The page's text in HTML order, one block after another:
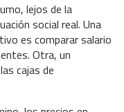
lejos de la
social real. Una
es comparar salario
Otra, un
cajas de